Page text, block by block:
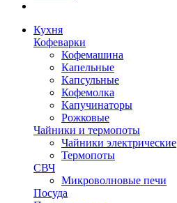
Кухня
Кофеварки
Кофемашина
Капельные
Капсульные
Кофемолка
Капучинаторы
Рожковые
Чайники и термопоты
Чайники электрические
Термопоты
СВЧ
Микроволновые печи
Посуда